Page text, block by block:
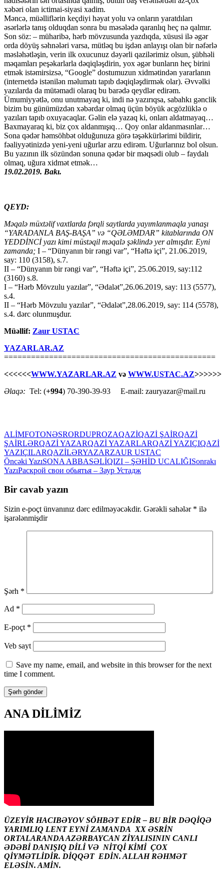
xəbəri olan ictimai-siyasi xadim.
Məncə, müəlliflərin keçdiyi həyat yolu və onların yaratdıları
əsərlərlə tanış olduqdan sonra bu məsələdə qaranlıq heç nə qalmır.
Son söz: – müharibə, hərb mövzusunda yazdıqda, xüsusi ilə əgər
orda döyüş səhnələri varsa, mütləq bu işdən anlayışı olan bir nəfərlə
məsləhətləşin, verin ilk oxucunuz dəyərli qazilərimiz olsun, şübhəli
məqamları peşəkarlarla dəqiqləşdirin, yox əgər bunların heç birini
etmək istəmirsizsə, “Google” dostumuzun xidmətindən yararlanın
(internetdə istənilən məlumatı tapıb dəqiqləşdirmək olar). Əvvəlki
yazılarda da mütəmadi olaraq bu barədə qeydlər edirəm.
Ümumiyyətlə, onu unutmayaq ki, indi nə yazırıqsa, sabahkı gənclik
bizim bu günümüzdən xəbərdar olmaq üçün böyük acgözlüklə o
yazıları tapıb oxuyacaqlar. Gəlin elə yazaq ki, onları aldatmayaq…
Baxmayaraq ki, biz çox aldanmışıq… Qoy onlar aldanmasınlar…
Sona qədər həmsöhbət olduğunuza görə təşəkkürlərimi bildirir,
fəaliyyətinizdə yeni-yeni uğurlar arzu edirəm. Uğurlarınız bol olsun.
Bu yazının ilk sözündən sonuna qədər bir məqsədi olub – faydalı
olmaq, uğura xidmət etmək…
19.02.2019. Bakı.
QEYD:
Məqalə müxtəlif vaxtlarda fərqli saytlarda yayımlanmaqla yanaşı
“YARADANLA BAŞ-BAŞA” və “QƏLƏMDAR” kitablarında ON
YEDDİNCİ yazı kimi müstəqil məqalə şəklində yer almışdır. Eyni
zamanda; I – “Dünyanın bir rəngi var”, “Həftə içi”, 21.06.2019,
say: 110 (3158), s.7.
II – “Dünyanın bir rəngi var”, “Həftə içi”, 25.06.2019, say:112
(3160) s.8.
I – “Hərb Mövzulu yazılar”, “Ədalət”,26.06.2019, say: 113 (5577),
s.4.
II – “Hərb Mövzulu yazılar”, “Ədalət”,28.06.2019, say: 114 (5578),
s.4. dərc olunmuşdur.
Müəllif: Zaur USTAC
YAZARLAR.AZ
===============================================
<<<<<<WWW.YAZARLAR.AZ və WWW.USTAC.AZ>>>>>>
Əlaqə: Tel: (+994) 70-390-39-93 E-mail: zauryazar@mail.ru
ALİMFOTONƏSRORDUPROZAQAZİQAZİ ŞAİRQAZİ
ŞAİRLƏRQAZİ YAZARQAZİ YAZARLARQAZİ YAZIÇIQAZİ
YAZIÇILARQAZİLƏRYAZARZAUR USTAC
Yazılar
üzrə
naviqasiya
Öncəki YazıSONA ABBASƏLİQIZI – ŞƏHİD UCALIĞISonrakı
YazıРаскрой свои обьятья – Заур Устадж
Bir cavab yazın
Sizin e-poçt ünvanınız dərc edilməyəcəkdir. Gərəkli sahələr * ilə
işarələnmişdir
Şərh *
Ad *
E-poçt *
Veb sayt
Save my name, email, and website in this browser for the next
time I comment.
ANA DİLİMİZ
ÜZEYİR HACIBƏYOV SÖHBƏT EDİR – BU BİR DƏQİQƏ
YARIMLIQ LENT EYNİ ZAMANDA XX ƏSRİN
ORTALARANDA AZƏRBAYCAN ZİYALISININ CANLI
ƏDƏBİ DANIŞIQ DİLİ VƏ NİTQİ KİMİ ÇOX
QİYMƏTLİDİR. DİQQƏT EDİN. ALLAH RƏHMƏT
ELƏSİN. AMİN.